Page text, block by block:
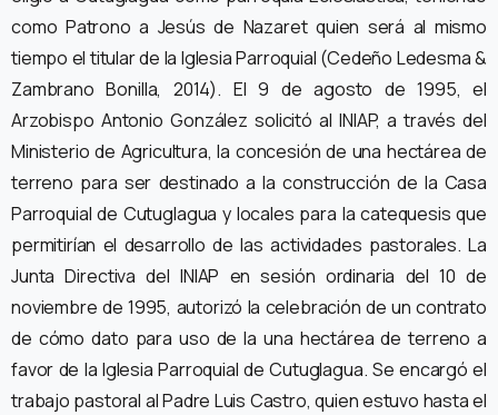
como Patrono a Jesús de Nazaret quien será al mismo
tiempo el titular de la Iglesia Parroquial (Cedeño Ledesma &
Zambrano Bonilla, 2014). El 9 de agosto de 1995, el
Arzobispo Antonio González solicitó al INIAP, a través del
Ministerio de Agricultura, la concesión de una hectárea de
terreno para ser destinado a la construcción de la Casa
Parroquial de Cutuglagua y locales para la catequesis que
permitirían el desarrollo de las actividades pastorales. La
Junta Directiva del INIAP en sesión ordinaria del 10 de
noviembre de 1995, autorizó la celebración de un contrato
de cómo dato para uso de la una hectárea de terreno a
favor de la Iglesia Parroquial de Cutuglagua. Se encargó el
trabajo pastoral al Padre Luis Castro, quien estuvo hasta el